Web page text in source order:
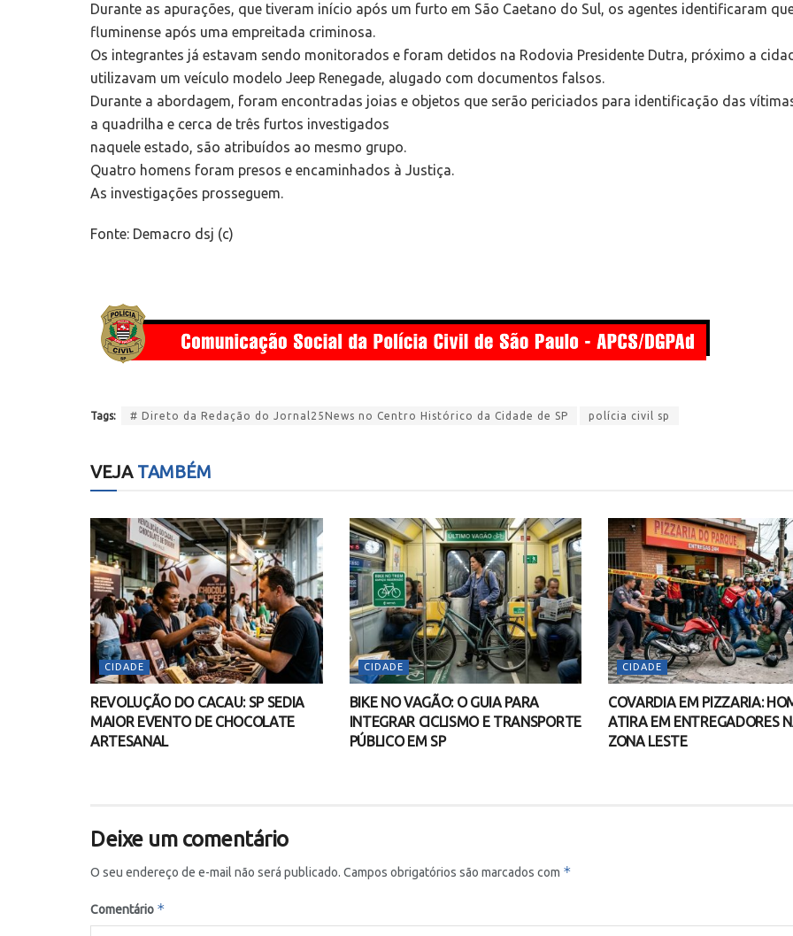
Durante as apurações, que tiveram início após um furto em São Caetano do Sul, os agentes identificaram
fluminense após uma empreitada criminosa.
Os integrantes já estavam sendo monitorados e foram detidos na Rodovia Presidente Dutra, próximo a
utilizavam um veículo modelo Jeep Renegade, alugado com documentos falsos.
Durante a abordagem, foram encontradas joias e objetos que serão periciados para identificação das
a quadrilha e cerca de três furtos investigados
naquele estado, são atribuídos ao mesmo grupo.
Quatro homens foram presos e encaminhados à Justiça.
As investigações prosseguem.
Fonte: Demacro dsj (c)
Tags: # Direto da Redação do Jornal25News no Centro Histórico da Cidade de SP polícia civil sp
VEJATAMBÉM
CIDADE
REVOLUÇÃO DO CACAU: SP SEDIA
MAIOR EVENTO DE CHOCOLATE
ARTESANAL
CIDADE
BIKE NO VAGÃO: O GUIA PARA
INTEGRAR CICLISMO E TRANSPORTE
PÚBLICO EM SP
CIDADE
COVARDIA EM PIZZARIA:
ATIRA EM ENTREGADORES
ZONA LESTE
Deixe um comentário
O seu endereço de e-mail não será publicado. Campos obrigatórios são marcados com *
Comentário *